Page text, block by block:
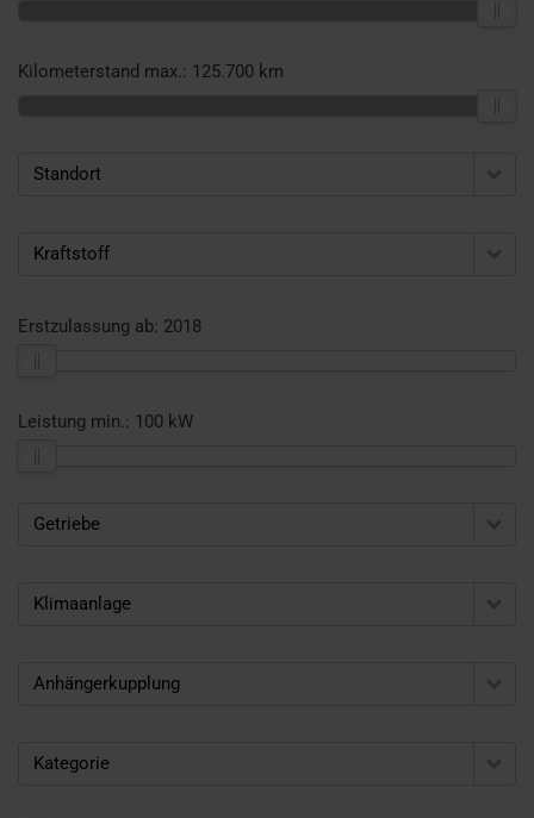
Kilometerstand max.: 125.700 km
Standort
Kraftstoff
Erstzulassung ab: 2018
Leistung min.: 100 kW
Getriebe
Klimaanlage
Anhängerkupplung
Kategorie